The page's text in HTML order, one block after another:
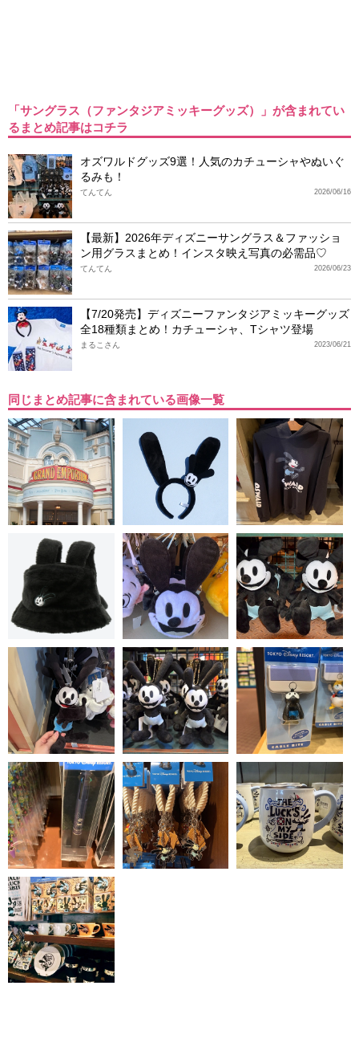
「サングラス（ファンタジアミッキーグッズ）」が含まれてい
るまとめ記事はコチラ
オズワルドグッズ9選！人気のカチューシャやぬいぐ
るみも！
2026/06/16
てんてん
【最新】2026年ディズニーサングラス＆ファッショ
ン用グラスまとめ！インスタ映え写真の必需品♡
2026/06/23
てんてん
【7/20発売】ディズニーファンタジアミッキーグッズ
全18種類まとめ！カチューシャ、Tシャツ登場
2023/06/21
まるこさん
同じまとめ記事に含まれている画像一覧